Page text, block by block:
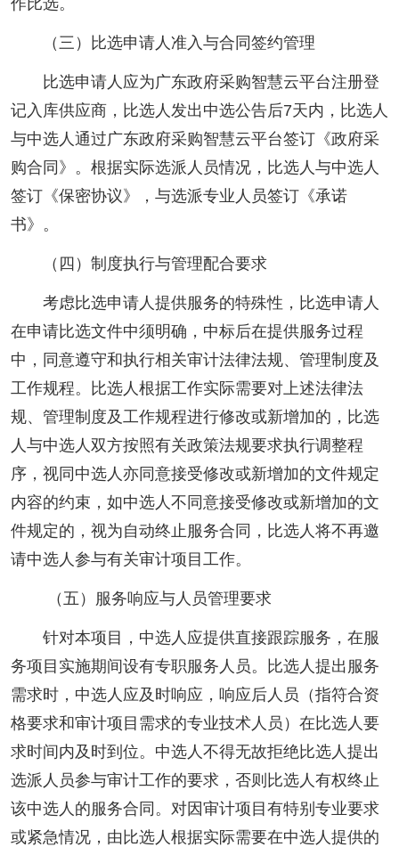
作比选。
（三）比选申请人准入与合同签约管理
比选申请人应为广东政府采购智慧云平台注册登
记入库供应商，比选人发出中选公告后7天内，比选人
与中选人通过广东政府采购智慧云平台签订《政府采
购合同》。根据实际选派人员情况，比选人与中选人
签订《保密协议》，与选派专业人员签订《承诺
书》。
（四）制度执行与管理配合要求
考虑比选申请人提供服务的特殊性，比选申请人
在申请比选文件中须明确，中标后在提供服务过程
中，同意遵守和执行相关审计法律法规、管理制度及
工作规程。比选人根据工作实际需要对上述法律法
规、管理制度及工作规程进行修改或新增加的，比选
人与中选人双方按照有关政策法规要求执行调整程
序，视同中选人亦同意接受修改或新增加的文件规定
内容的约束，如中选人不同意接受修改或新增加的文
件规定的，视为自动终止服务合同，比选人将不再邀
请中选人参与有关审计项目工作。
（五）服务响应与人员管理要求
针对本项目，中选人应提供直接跟踪服务，在服
务项目实施期间设有专职服务人员。比选人提出服务
需求时，中选人应及时响应，响应后人员（指符合资
格要求和审计项目需求的专业技术人员）在比选人要
求时间内及时到位。中选人不得无故拒绝比选人提出
选派人员参与审计工作的要求，否则比选人有权终止
该中选人的服务合同。对因审计项目有特别专业要求
或紧急情况，由比选人根据实际需要在中选人提供的